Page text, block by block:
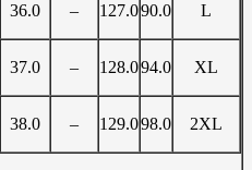
L
90.0
127.0
–
36.0
XL
94.0
128.0
–
37.0
2XL
98.0
129.0
–
38.0